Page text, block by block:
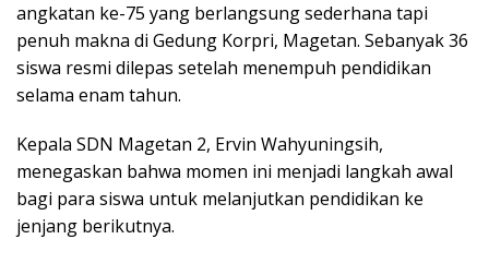
angkatan ke-75 yang berlangsung sederhana tapi
penuh makna di Gedung Korpri, Magetan. Sebanyak 36
siswa resmi dilepas setelah menempuh pendidikan
selama enam tahun.
Kepala SDN Magetan 2, Ervin Wahyuningsih,
menegaskan bahwa momen ini menjadi langkah awal
bagi para siswa untuk melanjutkan pendidikan ke
jenjang berikutnya.